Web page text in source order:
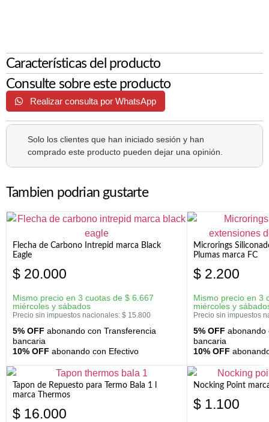
Características del producto
Consulte sobre este producto
Realizar consulta por WhatsApp
Solo los clientes que han iniciado sesión y han
comprado este producto pueden dejar una opinión.
Tambien podrian gustarte
Flecha de Carbono Intrepid marca Black
Eagle
$ 20.000
Mismo precio en 3 cuotas de $ 6.667
miércoles y sábados
Precio sin impuestos nacionales: $ 15.800
5% OFF abonando con Transferencia
bancaria
10% OFF abonando con Efectivo
Microrings
Plumas marca FC
$ 2.200
Mismo precio en 3
miércoles y
Precio sin impuestos
5% OFF abonando
bancaria
10% OFF
Tapon de Repuesto para Termo Bala 1 l
marca Thermos
$ 16.000
Nocking Point
$ 1.100